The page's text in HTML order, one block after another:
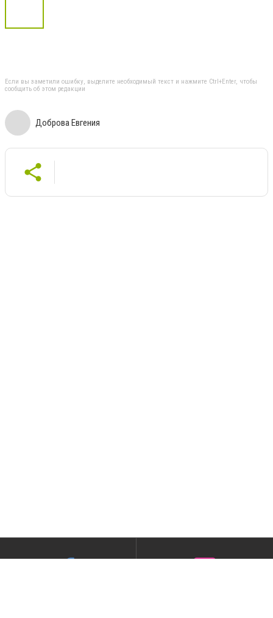
Если вы заметили ошибку, выделите необходимый текст и нажмите Ctrl+Enter, чтобы
сообщить об этом редакции
Доброва Евгения